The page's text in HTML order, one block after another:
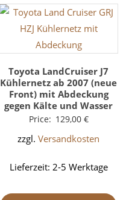
Toyota LandCruiser J7
Kühlernetz ab 2007 (neue
Front) mit Abdeckung
gegen Kälte und Wasser
Price: 129,00 €
zzgl.Versandkosten
Lieferzeit: 2-5 Werktage